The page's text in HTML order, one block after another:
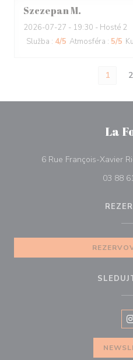
SzczepanM
2026-07-27 - 19:30 - Hosté 2
Služba : 4/5 Atmosféra : 5/5
1 2
La
6 Rue François-Xavier
03 88